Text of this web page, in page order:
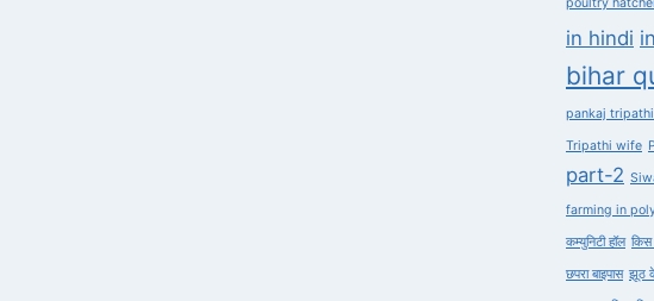
in hindi
bihar
pankaj
Tripathi wife
part-2
farming in
कम्युनिटी हॉल किस
छपरा बाइपास झूठ के